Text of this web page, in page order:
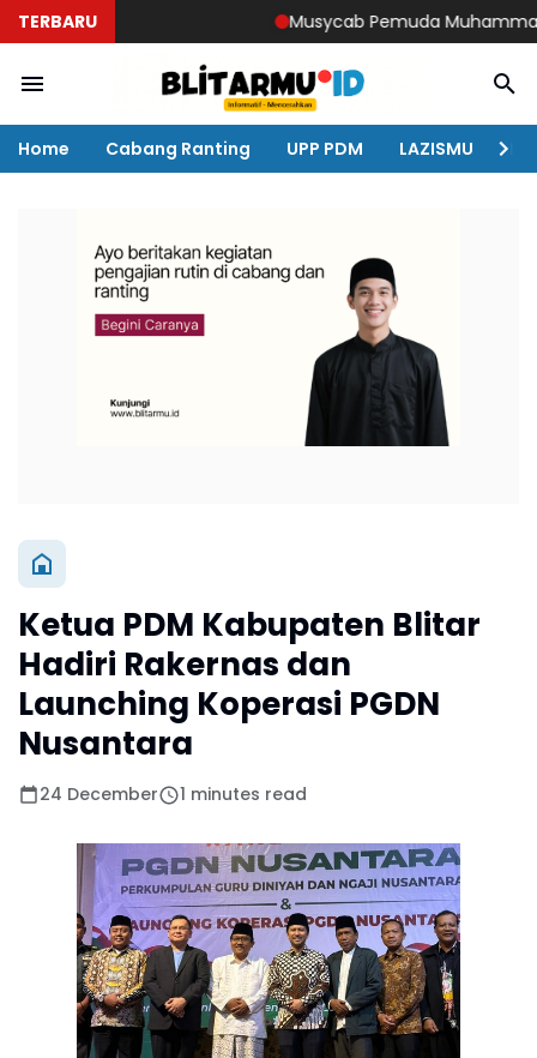
TERBARU Musycab Pemuda
Home Cabang Ranting UPP PDM LAZISMU
Ketua PDM Kabupaten Blitar
Hadiri Rakernas dan
Launching Koperasi PGDN
Nusantara
24 December 1 minutes read